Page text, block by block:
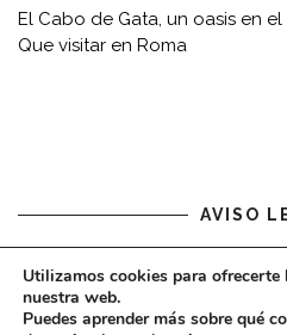
El Cabo de Gata, un oasis en
Que visitar en Roma
AVISO
Aviso legal
Utilizamos cookies para ofrecerte
nuestra web.
Puedes aprender más sobre qué